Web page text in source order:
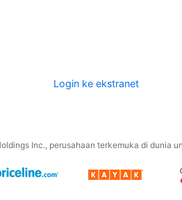
Login ke ekstranet
Inc., perusahaan terkemuka di dunia